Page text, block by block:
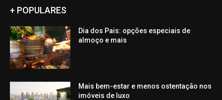
+ POPULARES
Dia dos Pais: opções especiais de
almoço e mais
Mais bem-estar e menos ostentação nos
imóveis de luxo